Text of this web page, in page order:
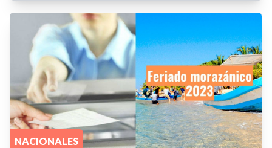
NACIONALES